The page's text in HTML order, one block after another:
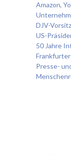
Amazon,
DJV-
US-
50 Jahre
Presse-